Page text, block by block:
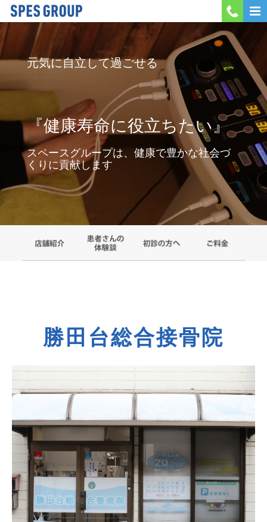
MENU
会社案内
当院紹介
採用情報
お問い合わせ
元気に自立して過ごせる
『健康寿命に役立ちたい』
スペースグループは、健康で豊かな社会づ
くりに貢献します
勝田台総合接骨院